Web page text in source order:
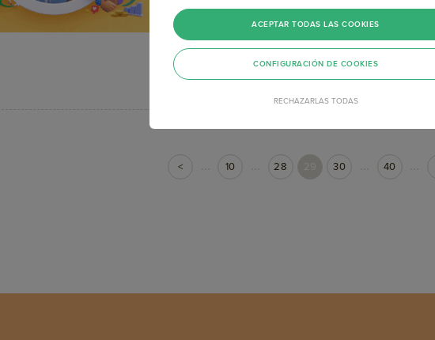
Actualizado el
< 10 28 29 30 40
RECHAZARLAS TODAS
ACEPTAR TODAS LAS COOKIES
CONFIGURACIÓN DE COOKIES